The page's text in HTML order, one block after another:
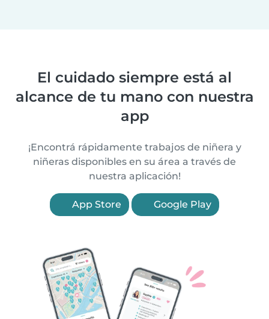
El cuidado siempre está al
alcance de tu mano con nuestra
app
¡Encontrá rápidamente trabajos de niñera y
niñeras disponibles en su área a través de
nuestra aplicación!
App Store Google Play